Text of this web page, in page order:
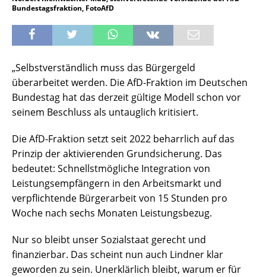
Bundestagsfraktion, FotoAfD
„Selbstverständlich muss das Bürgergeld
überarbeitet werden. Die AfD-Fraktion im Deutschen
Bundestag hat das derzeit gültige Modell schon vor
seinem Beschluss als untauglich kritisiert.
Die AfD-Fraktion setzt seit 2022 beharrlich auf das
Prinzip der aktivierenden Grundsicherung. Das
bedeutet: Schnellstmögliche Integration von
Leistungsempfängern in den Arbeitsmarkt und
verpflichtende Bürgerarbeit von 15 Stunden pro
Woche nach sechs Monaten Leistungsbezug.
Nur so bleibt unser Sozialstaat gerecht und
finanzierbar. Das scheint nun auch Lindner klar
geworden zu sein. Unerklärlich bleibt, warum er für